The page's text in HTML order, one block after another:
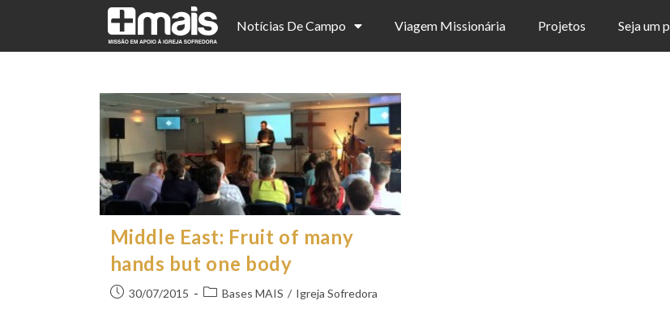
Notícias De Campo Viagem Missionária Projetos Seja um
Middle East: Fruit of many
hands but one body
30/07/2015 Bases MAIS / Igreja Sofredora